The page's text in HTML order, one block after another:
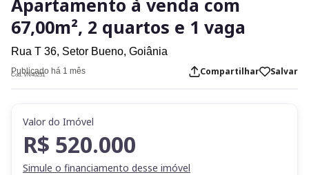
Apartamento à venda com
67,00m², 2 quartos e 1 vaga
Rua T 36, Setor Bueno, Goiânia
Publicado há 1 mês
Cod. VN40251 Compartilhar Salvar
Valor do Imóvel
R$ 520.000
Simule o financiamento desse imóvel